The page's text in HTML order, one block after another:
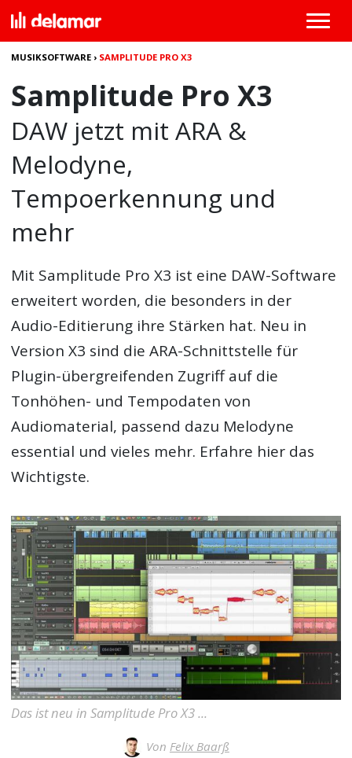
MUSIKSOFTWARE › SAMPLITUDE PRO X3
Samplitude Pro X3
DAW jetzt mit ARA &
Melodyne,
Tempoerkennung und
mehr
Mit Samplitude Pro X3 ist eine DAW-Software
erweitert worden, die besonders in der
Audio-Editierung ihre Stärken hat. Neu in
Version X3 sind die ARA-Schnittstelle für
Plugin-übergreifenden Zugriff auf die
Tonhöhen- und Tempodaten von
Audiomaterial, passend dazu Melodyne
essential und vieles mehr. Erfahre hier das
Wichtigste.
Das ist neu in Samplitude Pro X3 ...
Von Felix Baarß